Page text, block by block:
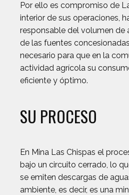
Por ello es compromiso de
interior de sus operaciones,
responsable del volumen de
de las fuentes
necesario para que en la
actividad agrícola su
eficiente y óptimo.
SU PROCESO
En Mina Las Chispas el
bajo un circuito cerrado, lo
se emiten descargas de
ambiente, es decir, es una